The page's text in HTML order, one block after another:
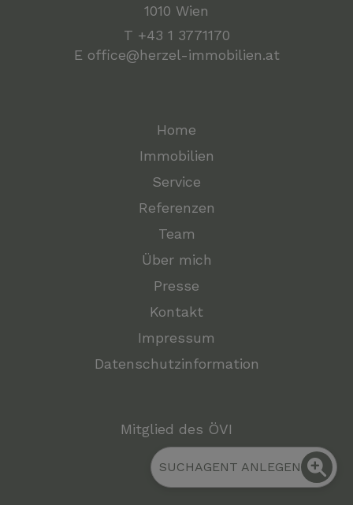
1010 Wien
T +43 1 3771170
E office@herzel-immobilien.at
Home
Immobilien
Service
Referenzen
Team
Über mich
Presse
Kontakt
Impressum
Datenschutzinformation
Mitglied des ÖVI
SUCHAGENT ANLEGEN